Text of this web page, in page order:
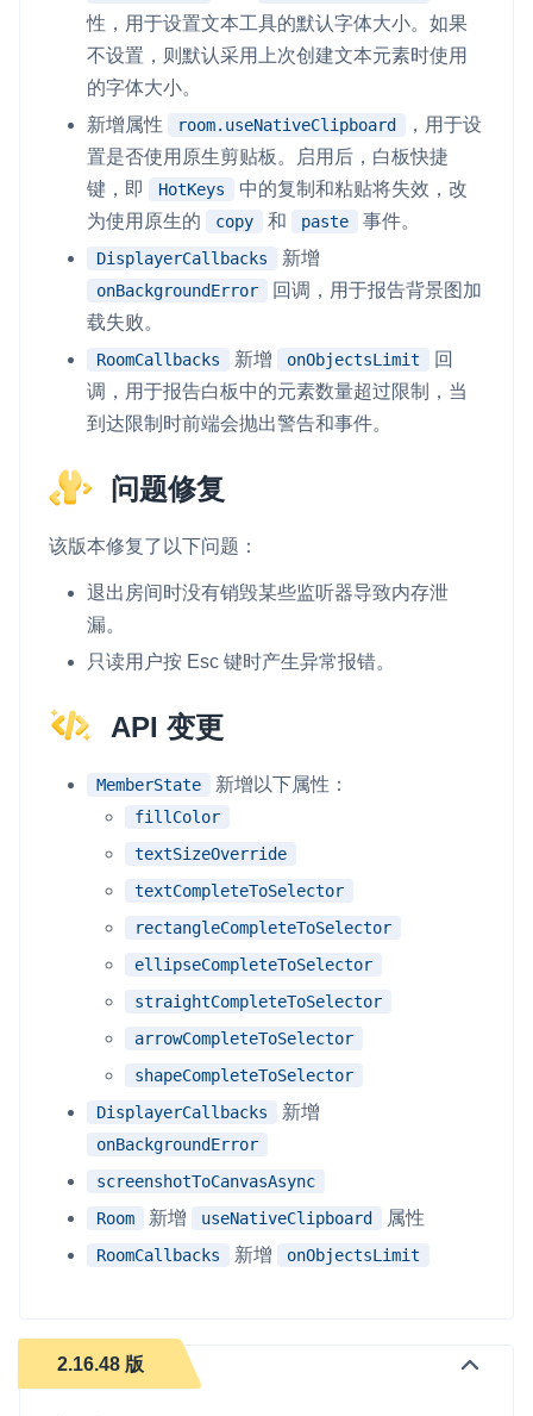
性，用于设置文本工具的默认字体大小。如果
不设置，则默认采用上次创建文本元素时使用
的字体大小。
新增属性
room.useNativeClipboard
，用于设
置是否使用原生剪贴板。启用后，白板快捷
键，即
HotKeys
中的复制和粘贴将失效，改
为使用原生的
copy 和 paste 事件。
DisplayerCallbacks 新增
onBackgroundError
回调，用于报告背景图加
载失败。
RoomCallbacks 新增 onObjectsLimit
回
调，用于报告白板中的元素数量超过限制，当
到达限制时前端会抛出警告和事件。
问题修复
该版本修复了以下问题：
退出房间时没有销毁某些监听器导致内存泄
漏。
只读用户按 Esc 键时产生异常报错。
API 变更
MemberState 新增以下属性：
fillColor
textSizeOverride
textCompleteToSelector
rectangleCompleteToSelector
ellipseCompleteToSelector
straightCompleteToSelector
arrowCompleteToSelector
shapeCompleteToSelector
DisplayerCallbacks
新增
onBackgroundError
screenshotToCanvasAsync
Room
新增 useNativeClipboard 属性
RoomCallbacks 新增 onObjectsLimit
2.16.48 版